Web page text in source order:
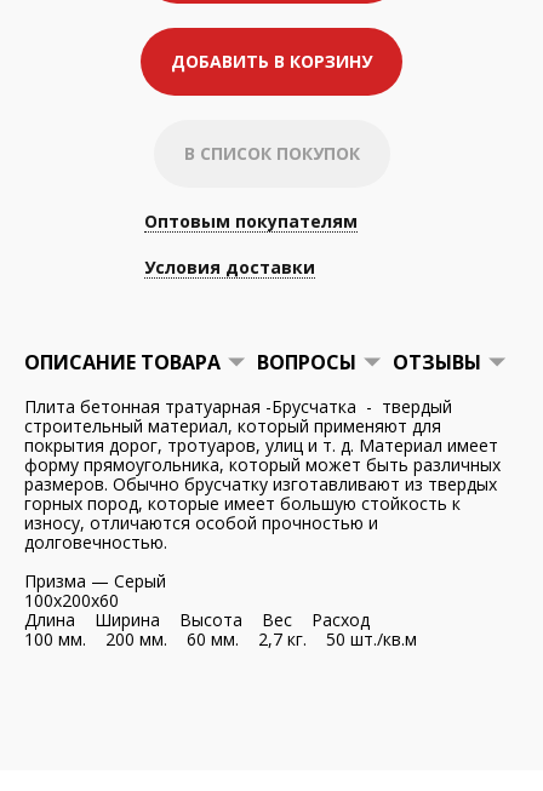
ДОБАВИТЬ В КОРЗИНУ
В СПИСОК ПОКУПОК
Оптовым покупателям
Условия доставки
ОПИСАНИЕ ТОВАРА ВОПРОСЫ ОТЗЫВЫ
Плита бетонная тратуарная -Брусчатка - твердый
строительный материал, который применяют для
покрытия дорог, тротуаров, улиц и т. д. Материал имеет
форму прямоугольника, который может быть различных
размеров. Обычно брусчатку изготавливают из твердых
горных пород, которые имеет большую стойкость к
износу, отличаются особой прочностью и
долговечностью.
Призма — Серый
100x200x60
Длина Ширина Высота Вес Расход
100 мм. 200 мм. 60 мм. 2,7 кг. 50 шт./кв.м